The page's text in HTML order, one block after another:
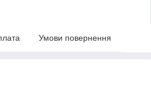
Умови повернення